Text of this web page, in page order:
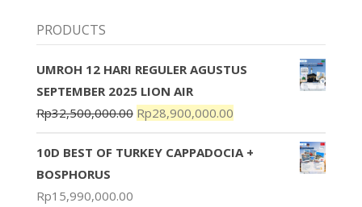
PRODUCTS
UMROH 12 HARI REGULER AGUSTUS
SEPTEMBER 2025 LION AIR
Rp32,500,000.00 Rp28,900,000.00
10D BEST OF TURKEY CAPPADOCIA +
BOSPHORUS
Rp15,990,000.00